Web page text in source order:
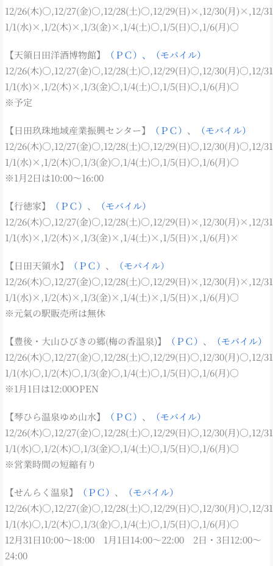
12/26(木)○,12/27(金)○,12/28(土)○,12/29(日)×,12/30(月)×,12/
1/1(水)×,1/2(木)×,1/3(金)×,1/4(土)○,1/5(日)○,1/6(月)○
【天領日田洋酒博物館】 （ＰＣ）、
（モバイル）
12/26(木)○,12/27(金)○,12/28(土)○,12/29(日)○,12/30(月)○,12/
1/1(水)×,1/2(木)×,1/3(金)○,1/4(土)○,1/5(日)○,1/6(月)○
※予定
【日田玖珠地域産業振興センター】 （ＰＣ） 、
（モバイル）
12/26(木)○,12/27(金)○,12/28(土)○,12/29(日)○,12/30(月)○,12/
1/1(水)×,1/2(木)○,1/3(金)○,1/4(土)○,1/5(日)○,1/6(月)○
※1月2日は10:00～16:00
【行徳家】 （ＰＣ） 、
（モバイル）
12/26(木)○,12/27(金)○,12/28(土)○,12/29(日)×,12/30(月)×,12/
1/1(水)×,1/2(木)×,1/3(金)×,1/4(土)×,1/5(日)×,1/6(月)×
【日田天領水】 （ＰＣ） 、
（モバイル）
12/26(木)○,12/27(金)○,12/28(土)○,12/29(日)×,12/30(月)×,12/
1/1(水)×,1/2(木)×,1/3(金)×,1/4(土)×,1/5(日)×,1/6(月)○
※元氣の駅販売所は無休
【豊後・大山ひびきの郷(梅の香温泉)】 （ＰＣ） 、
（モバイル）
12/26(木)○,12/27(金)○,12/28(土)○,12/29(日)○,12/30(月)○,12/
1/1(水)○,1/2(木)○,1/3(金)○,1/4(土)○,1/5(日)○,1/6(月)○
※1月1日は12:00OPEN
【琴ひら温泉ゆめ山水】 （ＰＣ） 、
（モバイル）
12/26(木)○,12/27(金)○,12/28(土)○,12/29(日)○,12/30(月)○,12/
1/1(水)○,1/2(木)○,1/3(金)○,1/4(土)○,1/5(日)○,1/6(月)○
※営業時間の短縮有り
【せんらく温泉】 （ＰＣ） 、
（モバイル）
12/26(木)○,12/27(金)○,12/28(土)○,12/29(日)○,12/30(月)○,12/
1/1(水)○,1/2(木)○,1/3(金)○,1/4(土)○,1/5(日)○,1/6(月)○
12月31日10:00～18:00 1月1日14:00～22:00 2日・3日12:00～
24:00